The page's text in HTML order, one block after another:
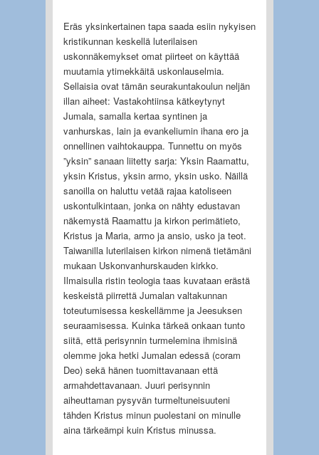
Eräs yksinkertainen tapa saada esiin nykyisen
kristikunnan keskellä luterilaisen
uskonnäkemykset omat piirteet on käyttää
muutamia ytimekkäitä uskonlauselmia.
Sellaisia ovat tämän seurakuntakoulun neljän
illan aiheet: Vastakohtiinsa kätkeytynyt
Jumala, samalla kertaa syntinen ja
vanhurskas, lain ja evankeliumin ihana ero ja
onnellinen vaihtokauppa. Tunnettu on myös
”yksin” sanaan liitetty sarja: Yksin Raamattu,
yksin Kristus, yksin armo, yksin usko. Näillä
sanoilla on haluttu vetää rajaa katoliseen
uskontulkintaan, jonka on nähty edustavan
näkemystä Raamattu ja kirkon perimätieto,
Kristus ja Maria, armo ja ansio, usko ja teot.
Taiwanilla luterilaisen kirkon nimenä tietämäni
mukaan Uskonvanhurskauden kirkko.
Ilmaisulla ristin teologia taas kuvataan erästä
keskeistä piirrettä Jumalan valtakunnan
toteutumisessa keskellämme ja Jeesuksen
seuraamisessa. Kuinka tärkeä onkaan tunto
siitä, että perisynnin turmelemina ihmisinä
olemme joka hetki Jumalan edessä (coram
Deo) sekä hänen tuomittavanaan että
armahdettavanaan. Juuri perisynnin
aiheuttaman pysyvän turmeltuneisuuteni
tähden Kristus minun puolestani on minulle
aina tärkeämpi kuin Kristus minussa.